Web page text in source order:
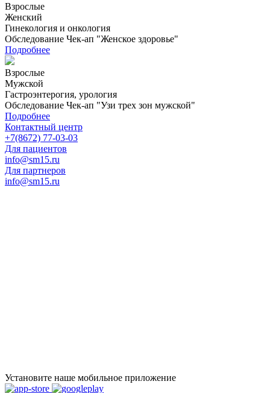
Взрослые
Женский
Гинекология и онкология
Обследование Чек-ап "Женское здоровье"
Подробнее
Взрослые
Мужской
Гастроэнтерогия, урология
Обследование Чек-ап "Узи трех зон мужской"
Подробнее
Контактный центр
+7(8672) 77-03-03
Для пациентов
info@sm15.ru
Для партнеров
info@sm15.ru
Установите наше мобильное приложение